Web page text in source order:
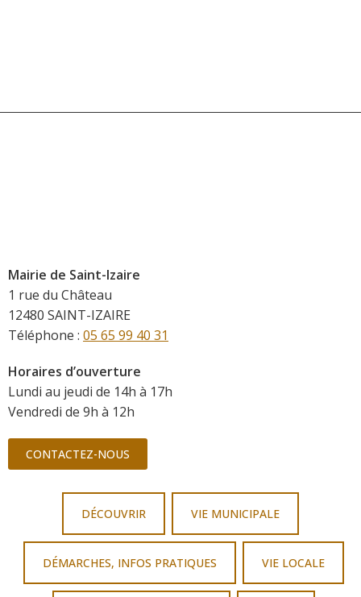
Mairie de Saint-Izaire
1 rue du Château
12480 SAINT-IZAIRE
Téléphone : 05 65 99 40 31
Horaires d’ouverture
Lundi au jeudi de 14h à 17h
Vendredi de 9h à 12h
CONTACTEZ-NOUS
DÉCOUVRIR VIE MUNICIPALE
DÉMARCHES, INFOS PRATIQUES VIE LOCALE